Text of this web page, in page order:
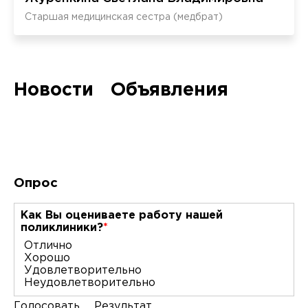
Старшая медицинская сестра (медбрат)
Новости Объявления
Опрос
Как Вы оцениваете работу нашей
поликлиники?*
Отлично
Хорошо
Удовлетворительно
Неудовлетворительно